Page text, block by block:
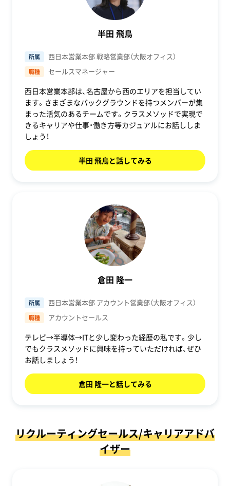
半田 飛鳥
所属 西日本営業本部 戦略営業部（大阪オフィス）
職種 セールスマネージャー
西日本営業本部は、名古屋から西のエリアを担当してい
ます。さまざまなバックグラウンドを持つメンバーが集
まった活気のあるチームです。クラスメソッドで実現で
きるキャリアや仕事・働き方等カジュアルにお話ししま
しょう！
半田 飛鳥と話してみる
倉田 隆一
所属 西日本営業本部 アカウント営業部（大阪オフィス）
職種 アカウントセールス
テレビ→半導体→ITと少し変わった経歴の私です。少し
でもクラスメソッドに興味を持っていただければ、ぜひ
お話しましょう！
倉田 隆一と話してみる
リクルーティングセールス/キャリアアドバ
イザー